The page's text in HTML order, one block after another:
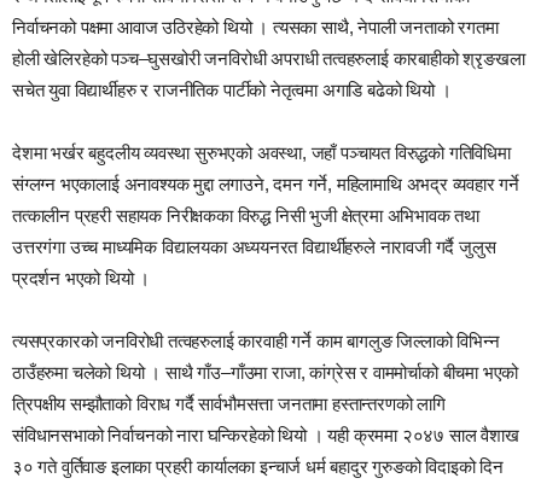
निर्वाचनको पक्षमा आवाज उठिरहेको थियो । त्यसका साथै, नेपाली जनताको रगतमा
होली खेलिरहेको पञ्च–घुसखोरी जनविरोधी अपराधी तत्वहरुलाई कारबाहीको श्रृङखला
सचेत युवा विद्यार्थीहरु र राजनीतिक पार्टीको नेतृत्वमा अगाडि बढेको थियो ।
देशमा भर्खर बहुदलीय व्यवस्था सुरुभएको अवस्था, जहाँ पञ्चायत विरुद्धको गतिविधिमा
संग्लग्न भएकालाई अनावश्यक मुद्दा लगाउने, दमन गर्ने, महिलामाथि अभद्र व्यवहार गर्ने
तत्कालीन प्रहरी सहायक निरीक्षकका विरुद्ध निसी भुजी क्षेत्रमा अभिभावक तथा
उत्तरगंगा उच्च माध्यमिक विद्यालयका अध्ययनरत विद्यार्थीहरुले नारावजी गर्दै जुलुस
प्रदर्शन भएको थियो ।
त्यसप्रकारको जनविरोधी तत्वहरुलाई कारवाही गर्ने काम बागलुङ जिल्लाको विभिन्न
ठाउँहरुमा चलेको थियो । साथै गाँउ–गाँउमा राजा, कांग्रेस र वाममोर्चाको बीचमा भएको
त्रिपक्षीय सम्झौताको विराध गर्दै सार्वभौमसत्ता जनतामा हस्तान्तरणको लागि
संविधानसभाको निर्वाचनको नारा घन्किरहेको थियो । यही क्रममा २०४७ साल वैशाख
३० गते वुर्तिवाङ इलाका प्रहरी कार्यालका इन्चार्ज धर्म बहादुर गुरुङको विदाइको दिन